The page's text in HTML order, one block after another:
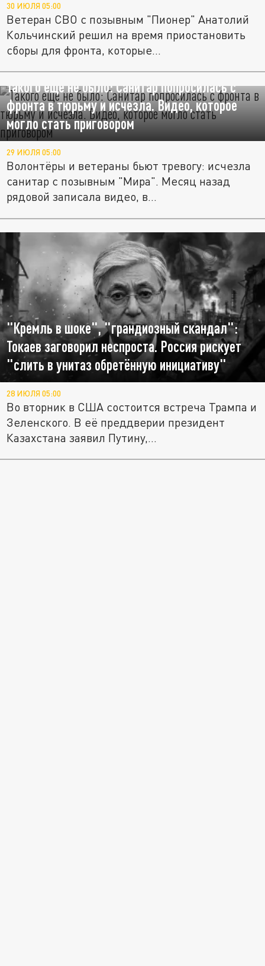
30 ИЮЛЯ 05:00
Ветеран СВО с позывным "Пионер" Анатолий
Кольчинский решил на время приостановить
сборы для фронта, которые...
Такого ещё не было: Санитар попросилась с
фронта в тюрьму и исчезла. Видео, которое
могло стать приговором
29 ИЮЛЯ 05:00
Волонтёры и ветераны бьют тревогу: исчезла
санитар с позывным "Мира". Месяц назад
рядовой записала видео, в...
"Кремль в шоке", "грандиозный скандал":
Токаев заговорил неспроста. Россия рискует
"слить в унитаз обретённую инициативу"
28 ИЮЛЯ 05:00
Во вторник в США состоится встреча Трампа и
Зеленского. В её преддверии президент
Казахстана заявил Путину,...